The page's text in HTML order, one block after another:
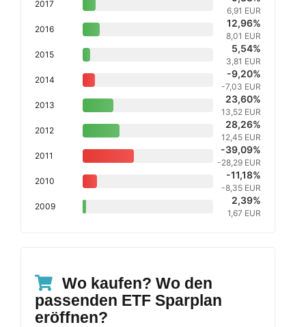
2017
6,91 EUR
2016
12,96%
8,01 EUR
2015
5,54%
3,81 EUR
2014
-9,20%
-7,03 EUR
2013
23,60%
13,52 EUR
2012
28,26%
12,45 EUR
2011
-39,09%
-28,29 EUR
2010
-11,18%
-8,35 EUR
2009
2,39%
1,67 EUR
Wo kaufen? Wo den
passenden ETF Sparplan
eröffnen?